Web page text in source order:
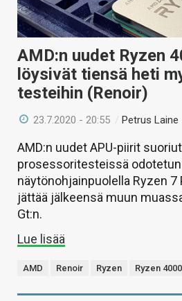
AMD:n uudet Ryzen
löysivät tiensä heti
testeihin (Renoir)
23.7.2020 - 20:55 /Petrus Laine
AMD:n uudet APU-piirit
prosessoritesteissä
näytönohjainpuolella Ryzen 7
jättää jälkeensä muun
Gt:n.
Lue lisää
AMD Renoir Ryzen Ryzen 4000